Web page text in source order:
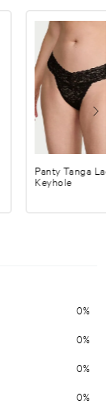
Panty Tanga
Keyhole
0%
0%
0%
0%